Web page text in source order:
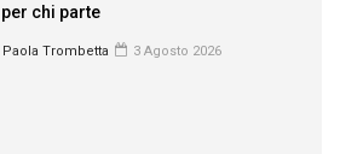
per chi parte
Paola Trombetta 3 Agosto 2026